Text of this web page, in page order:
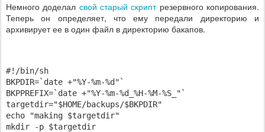
Немного доделал свой старый скриптрезервного копирования.
Теперь он определяет, что ему передали директорию и
архивирует ее в один файл в директорию бакапов.
#!/bin/sh
BKPDIR=`date +"%Y-%m-%d"`
BKPPREFIX=`date +"%Y-%m-%d_%H-%M-%S_"`
targetdir="$HOME/backups/$BKPDIR"
echo "making $targetdir"
mkdir -p $targetdir